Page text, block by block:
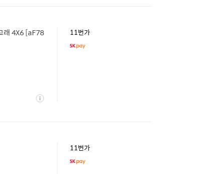
래 4X6 [aF78
11번가
상
11번가